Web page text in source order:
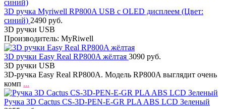
3D ручка Myriwell RP800A USB с OLED дисплеем (Цвет:
синий) 2490 руб.
3D ручки USB
Производитель: MyRiwell
3D ручки Easy Real RP800A жёлтая 3090 руб.
3D ручки USB
3D-ручка Easy Real RP800A. Модель RP800A выглядит очень
комп ...
Ручка 3D Cactus CS-3D-PEN-E-GR PLA ABS LCD Зеленый